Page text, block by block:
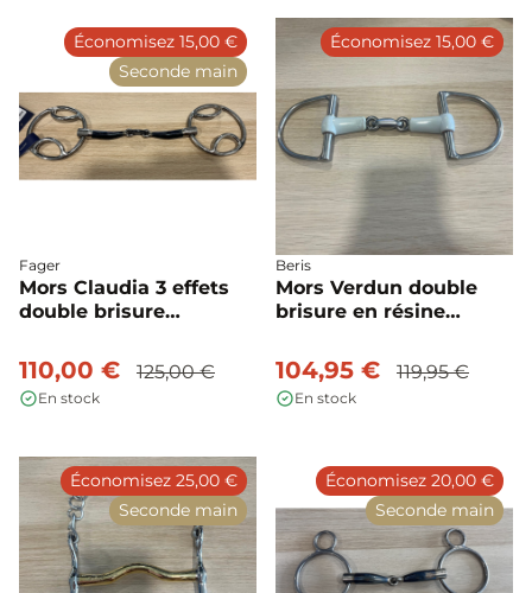
Fager
Mors Claudia 3 effets
double brisure
110,00 € 125,00 €
En stock
Économisez 15,00 €
Seconde main
Beris
Mors Verdun double
brisure en résine
104,95 € 119,95 €
En stock
Économisez 15,00 €
Économisez 25,00 €
Seconde main
Économisez 20,00 €
Seconde main